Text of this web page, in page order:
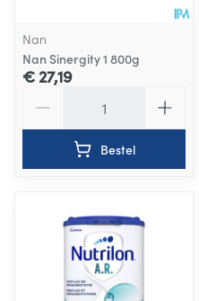
Nan
Nan Sinergity 1 800g
€ 27,19
Bestel